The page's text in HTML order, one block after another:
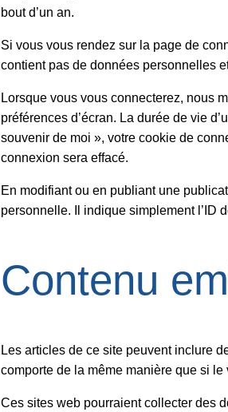
bout d’un an.
Si vous vous rendez sur la page de
contient pas de données personnelles
Lorsque vous vous connecterez, nous
préférences d’écran. La durée de vie
souvenir de moi », votre cookie de
connexion sera effacé.
En modifiant ou en publiant une
personnelle. Il indique simplement l’ID
Contenu
Les articles de ce site peuvent inclure
comporte de la même manière que si
Ces sites web pourraient collecter des